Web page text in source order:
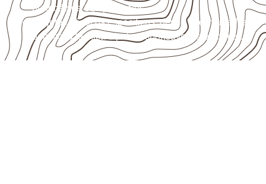
proteção de equipamentos.
Projetos náuticos específicos, desde que validados
pela ficha técnica e pelo responsável pelo projeto.